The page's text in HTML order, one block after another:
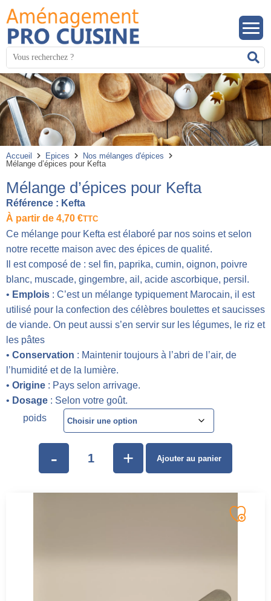
Mots
clés
:
Accueil Epices
Nos mélanges d'épices
Mélange d’épices pour Kefta
Mélange d’épices pour Kefta
Référence : Kefta
À partir de 4,70 €TTC
Ce mélange pour Kefta est élaboré par nos soins et selon
notre recette maison avec des épices de qualité.
Il est composé de : sel fin, paprika, cumin, oignon, poivre
blanc, muscade, gingembre, ail, acide ascorbique, persil.
• Emplois : C’est un mélange typiquement Marocain, il est
utilisé pour la confection des célèbres boulettes et saucisses
de viande. On peut aussi s’en servir sur les légumes, le riz et
les pâtes
• Conservation : Maintenir toujours à l’abri de l’air, de
l’humidité et de la lumière.
• Origine : Pays selon arrivage.
• Dosage : Selon votre goût.
poids
- + Ajouter au panier
Panneau de gestion des cookies